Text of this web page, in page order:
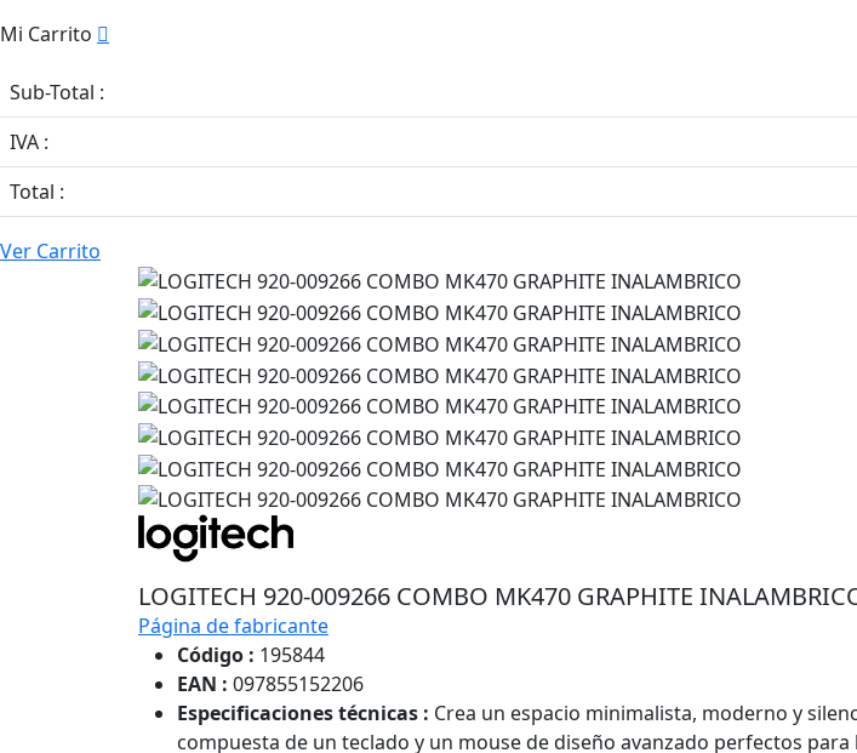
Mi Carrito
Sub-Total :
IVA :
Total :
Ver Carrito
LOGITECH 920-009266 COMBO MK470 GRAPHITE
Página de fabricante
Código : 195844
EAN : 097855152206
Especificaciones técnicas : Crea un espacio minimalista, moderno y
compuesta de un teclado y un mouse de diseño avanzado perfectos